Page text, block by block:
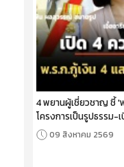
4 พยานผู้เชี่ยวชาญ ชี้ '
โครงการเป็นรูปธรรม-
09 สิงหาคม 2569